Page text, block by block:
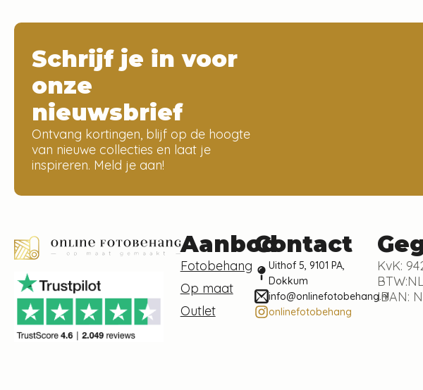
Schrijf je in voor
onze
nieuwsbrief
Ontvang kortingen, blijf op de hoogte
van nieuwe collecties en laat je
inspireren. Meld je aan!
Aanbod
Fotobehang
Op maat
Outlet
Contact
Uithof 5, 9101 PA,
Dokkum
info@onlinefotobehang.nl
onlinefotobehang
KvK:
IBAN: